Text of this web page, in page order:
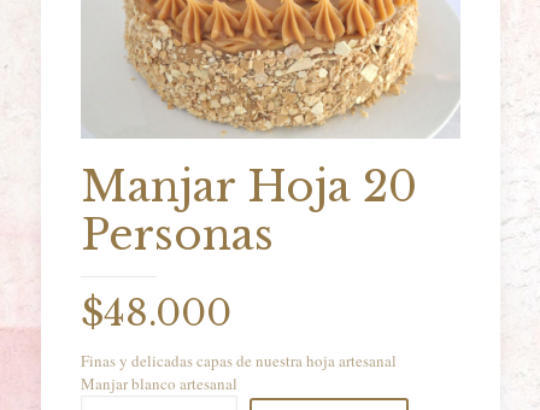
Manjar Hoja 20
Personas
$48.000
Finas y delicadas capas de nuestra hoja artesanal
Manjar blanco artesanal